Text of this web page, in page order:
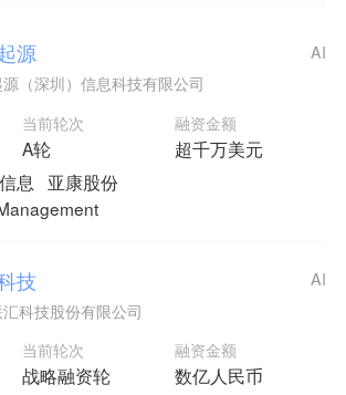
源
（深圳）信息科技有限公司
当前轮次
A轮
融资金额
超千万美元
AI
息
亚康股份
技
科技股份有限公司
当前轮次
战略融资轮
融资金额
数亿人民币
AI